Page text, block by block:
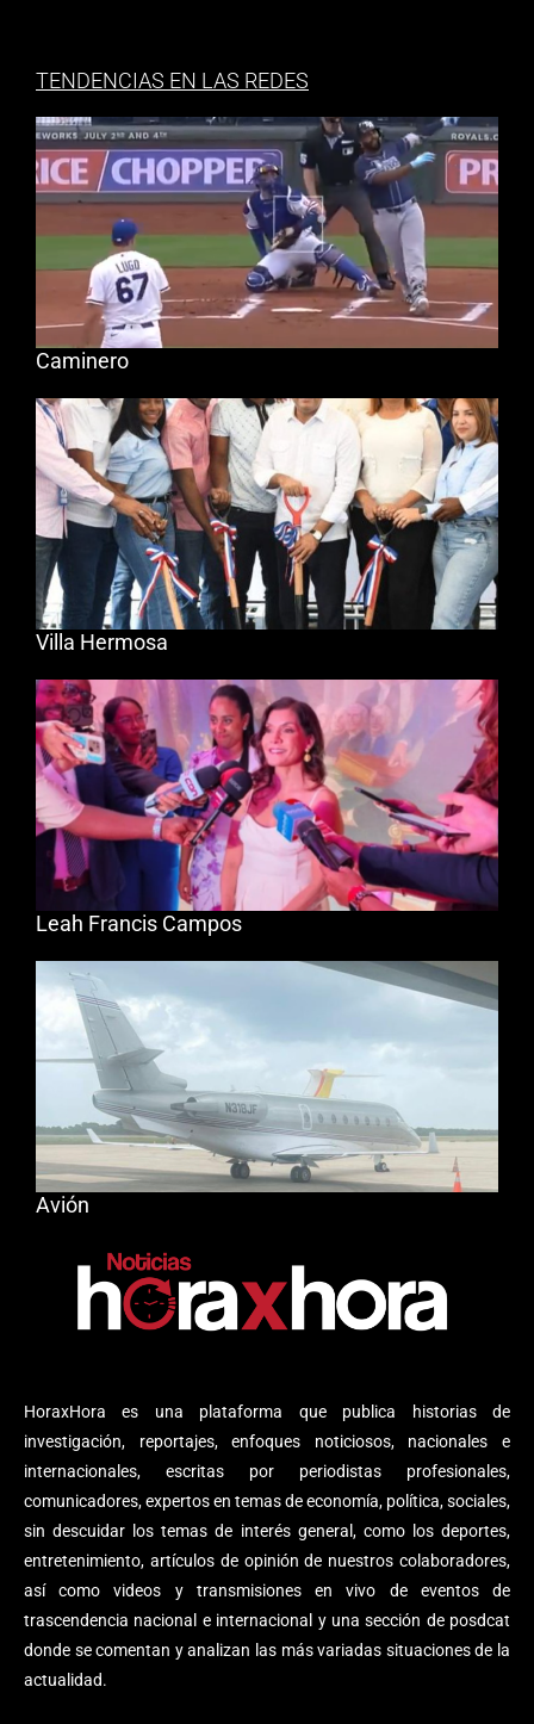
HoraxHora es una plataforma que publica historias de
investigación, reportajes, enfoques noticiosos, nacionales e
internacionales, escritas por periodistas profesionales,
comunicadores, expertos en temas de economía, política, sociales,
sin descuidar los temas de interés general, como los deportes,
entretenimiento, artículos de opinión de nuestros colaboradores,
así como videos y transmisiones en vivo de eventos de
trascendencia nacional e internacional y una sección de posdcat
donde se comentan y analizan las más variadas situaciones de la
actualidad.
TENDENCIAS EN LAS REDES
Caminero
Villa Hermosa
Leah Francis Campos
Avión